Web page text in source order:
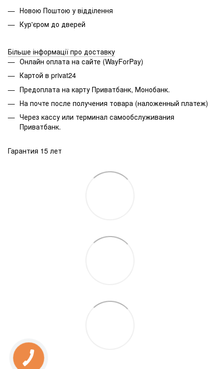
Новою Поштою у відділення
Кур'єром до дверей
Більше інформації про доставку
Онлайн оплата на сайте (WayForPay)
Картой в privat24
Предоплата на карту Приватбанк, Монобанк.
На почте после получения товара (наложенный платеж)
Через кассу или терминал самообслуживания
Приватбанк.
Гарантия 15 лет